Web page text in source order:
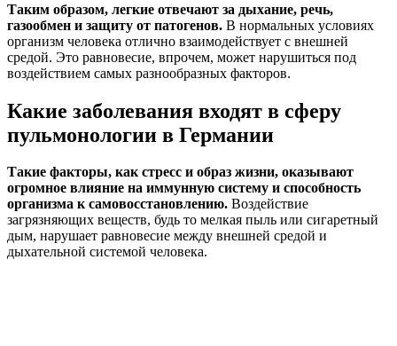
Таким образом, легкие отвечают за дыхание, речь,
газообмен и защиту от патогенов. В нормальных условиях
организм человека отлично взаимодействует с внешней
средой. Это равновесие, впрочем, может нарушиться под
воздействием самых разнообразных факторов.
Какие заболевания входят в сферу
пульмонологии в Германии
Такие факторы, как стресс и образ жизни, оказывают
огромное влияние на иммунную систему и способность
организма к самовосстановлению. Воздействие
загрязняющих веществ, будь то мелкая пыль или сигаретный
дым, нарушает равновесие между внешней средой и
дыхательной системой человека.